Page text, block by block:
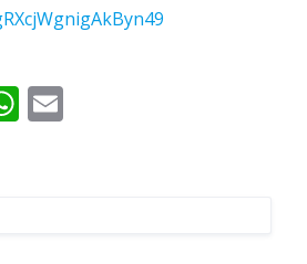
WhatsApp